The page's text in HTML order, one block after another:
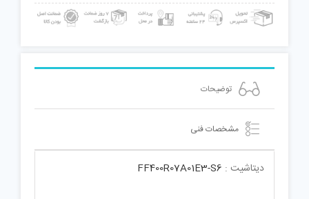
توضیحات
مشخصات فنی
دیتاشیت : FF400R07A01E3-S6